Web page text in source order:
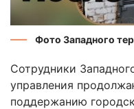
Фото Западного
Сотрудники
управления
поддержанию